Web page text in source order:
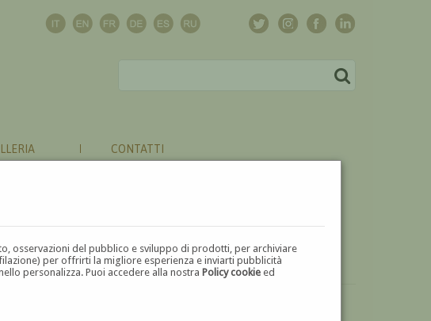
osservazioni del pubblico e sviluppo di prodotti, per archiviare
per offrirti la migliore esperienza e inviarti pubblicità
personalizza. Puoi accedere alla nostraPolicy cookie ed
CONTATTI